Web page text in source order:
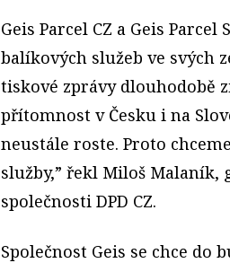
Geis Parcel CZ a Geis
balíkových služeb ve svých
tiskové zprávy dlouhodobě
přítomnost v Česku i na
neustále roste. Proto
služby,” řekl Miloš
společnosti DPD CZ.
Společnost Geis se chce do